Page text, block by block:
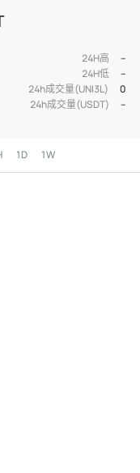
24H高
--
24H低
--
24h成交量(UNI3L)
0
24h成交量(USDT)
--
1D 1W